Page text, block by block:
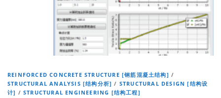
REINFORCED CONCRETE STRUCTURE [钢筋混凝土结构] /
STRUCTURAL ANALYSIS [结构分析] / STRUCTURAL DESIGN [结构设
计] /STRUCTURAL ENGINEERING [结构工程]